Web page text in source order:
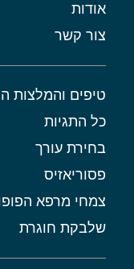
אודות
צור קשר
טיפים והמלצות
כל התגיות
בחירת עורך
פסוריאזיס
צמחי מרפא
שלבקת חוגרת